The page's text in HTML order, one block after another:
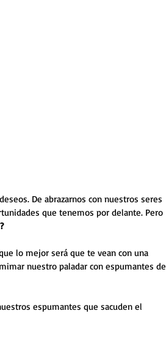
De abrazarnos con nuestros seres
que tenemos por delante. Pero
lo mejor será que te vean con una
nuestro paladar con espumantes de
espumantes que sacuden el